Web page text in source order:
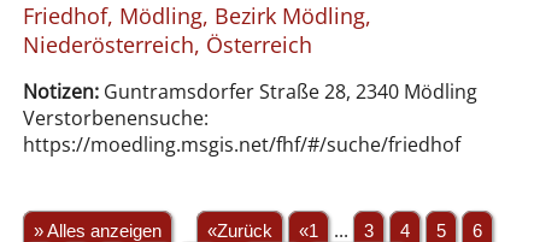
Friedhof, Mödling, Bezirk Mödling,
Niederösterreich, Österreich
Notizen:Guntramsdorfer Straße 28, 2340 Mödling
Verstorbenensuche:
https://moedling.msgis.net/fhf/#/suche/friedhof
» Alles anzeigen «Zurück «1 ... 3 4 5
6